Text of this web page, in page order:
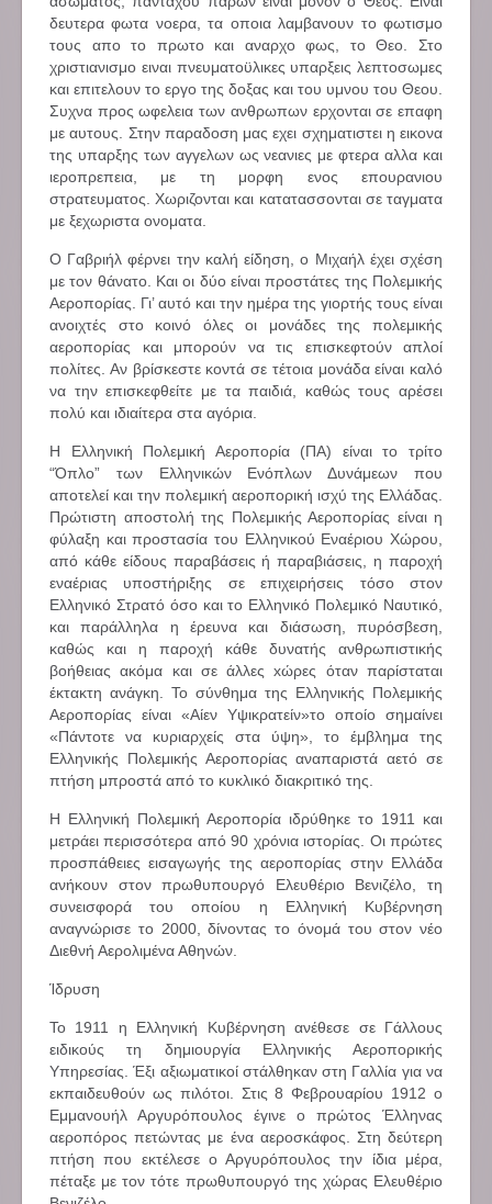
δευτερα φωτα νοερα, τα οποια λαμβανουν το φωτισμο
τους απο το πρωτο και αναρχο φως, το Θεο. Στο
χριστιανισμο ειναι πνευματοϋλικες υπαρξεις λεπτοσωμες
και επιτελουν το εργο της δοξας και του υμνου του Θεου.
Συχνα προς ωφελεια των ανθρωπων ερχονται σε επαφη
με αυτους. Στην παραδοση μας εχει σχηματιστει η εικονα
της υπαρξης των αγγελων ως νεανιες με φτερα αλλα και
ιεροπρεπεια, με τη μορφη ενος επουρανιου
στρατευματος. Χωριζονται και κατατασσονται σε ταγματα
με ξεχωριστα ονοματα.
Ο Γαβριήλ φέρνει την καλή είδηση, ο Μιχαήλ έχει σχέση
με τον θάνατο. Και οι δύο είναι προστάτες της Πολεμικής
Αεροπορίας. Γι’ αυτό και την ημέρα της γιορτής τους είναι
ανοιχτές στο κοινό όλες οι μονάδες της πολεμικής
αεροπορίας και μπορούν να τις επισκεφτούν απλοί
πολίτες. Αν βρίσκεστε κοντά σε τέτοια μονάδα είναι καλό
να την επισκεφθείτε με τα παιδιά, καθώς τους αρέσει
πολύ και ιδιαίτερα στα αγόρια.
Η Ελληνική Πολεμική Αεροπορία (ΠΑ) είναι το τρίτο
“Όπλο” των Ελληνικών Ενόπλων Δυνάμεων που
αποτελεί και την πολεμική αεροπορική ισχύ της Ελλάδας.
Πρώτιστη αποστολή της Πολεμικής Αεροπορίας είναι η
φύλαξη και προστασία του Ελληνικού Εναέριου Χώρου,
από κάθε είδους παραβάσεις ή παραβιάσεις, η παροχή
εναέριας υποστήριξης σε επιχειρήσεις τόσο στον
Ελληνικό Στρατό όσο και το Ελληνικό Πολεμικό Ναυτικό,
και παράλληλα η έρευνα και διάσωση, πυρόσβεση,
καθώς και η παροχή κάθε δυνατής ανθρωπιστικής
βοήθειας ακόμα και σε άλλες xώρες όταν παρίσταται
έκτακτη ανάγκη. Το σύνθημα της Ελληνικής Πολεμικής
Αεροπορίας είναι «Αίεν Υψικρατείν»το οποίο σημαίνει
«Πάντοτε να κυριαρχείς στα ύψη», το έμβλημα της
Ελληνικής Πολεμικής Αεροπορίας αναπαριστά αετό σε
πτήση μπροστά από το κυκλικό διακριτικό της.
Η Ελληνική Πολεμική Αεροπορία ιδρύθηκε το 1911 και
μετράει περισσότερα από 90 χρόνια ιστορίας. Οι πρώτες
προσπάθειες εισαγωγής της αεροπορίας στην Ελλάδα
ανήκουν στον πρωθυπουργό Ελευθέριο Βενιζέλο, τη
συνεισφορά του οποίου η Ελληνική Κυβέρνηση
αναγνώρισε το 2000, δίνοντας το όνομά του στον νέο
Διεθνή Αερολιμένα Αθηνών.
Ίδρυση
Το 1911 η Ελληνική Κυβέρνηση ανέθεσε σε Γάλλους
ειδικούς τη δημιουργία Ελληνικής Αεροπορικής
Υπηρεσίας. Έξι αξιωματικοί στάλθηκαν στη Γαλλία για να
εκπαιδευθούν ως πιλότοι. Στις 8 Φεβρουαρίου 1912 ο
Εμμανουήλ Αργυρόπουλος έγινε ο πρώτος Έλληνας
αεροπόρος πετώντας με ένα αεροσκάφος. Στη δεύτερη
πτήση που εκτέλεσε ο Αργυρόπουλος την ίδια μέρα,
πέταξε με τον τότε πρωθυπουργό της χώρας Ελευθέριο